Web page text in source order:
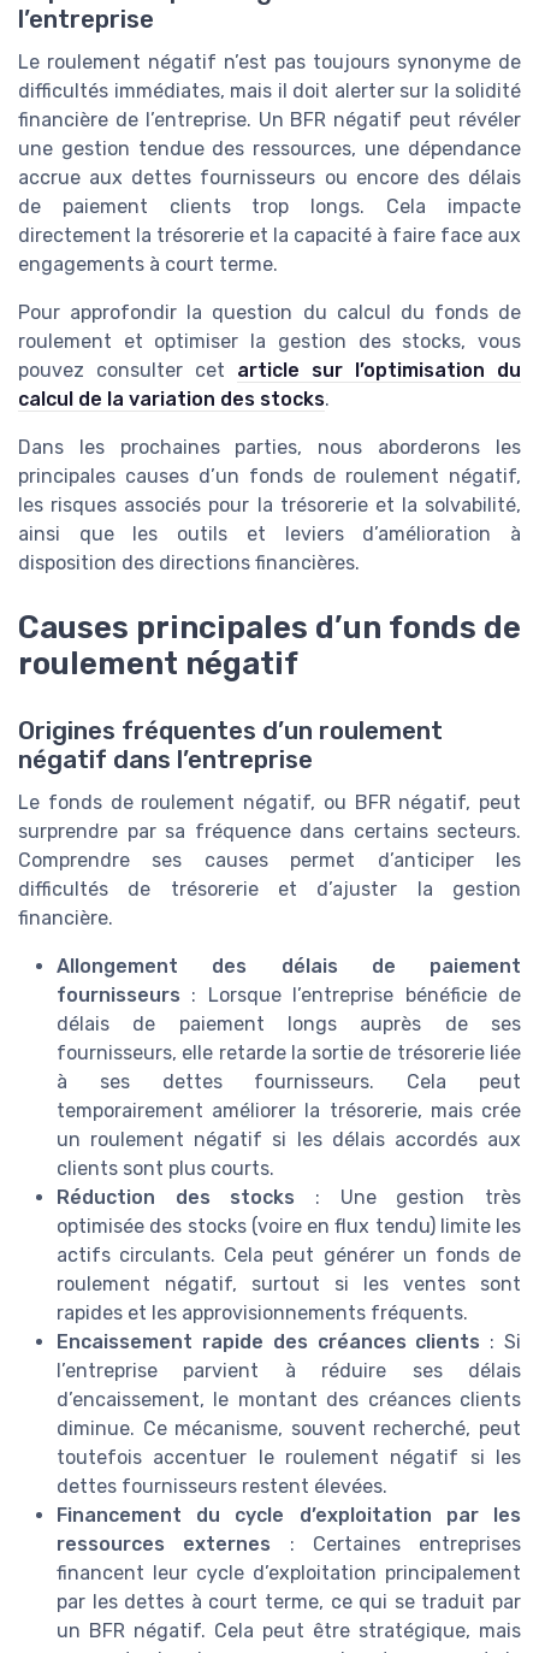
l’entreprise
Le roulement négatif n’est pas toujours synonyme de
difficultés immédiates, mais il doit alerter sur la solidité
financière de l’entreprise. Un BFR négatif peut révéler
une gestion tendue des ressources, une dépendance
accrue aux dettes fournisseurs ou encore des délais
de paiement clients trop longs. Cela impacte
directement la trésorerie et la capacité à faire face aux
engagements à court terme.
Pour approfondir la question du calcul du fonds de
roulement et optimiser la gestion des stocks, vous
pouvez consulter cet article sur l’optimisation du
calcul de la variation des stocks.
Dans les prochaines parties, nous aborderons les
principales causes d’un fonds de roulement négatif,
les risques associés pour la trésorerie et la solvabilité,
ainsi que les outils et leviers d’amélioration à
disposition des directions financières.
Causes principales d’un fonds de
roulement négatif
Origines fréquentes d’un roulement
négatif dans l’entreprise
Le fonds de roulement négatif, ou BFR négatif, peut
surprendre par sa fréquence dans certains secteurs.
Comprendre ses causes permet d’anticiper les
difficultés de trésorerie et d’ajuster la gestion
financière.
Allongement des délais de paiement
fournisseurs : Lorsque l’entreprise bénéficie de
délais de paiement longs auprès de ses
fournisseurs, elle retarde la sortie de trésorerie liée
à ses dettes fournisseurs. Cela peut
temporairement améliorer la trésorerie, mais crée
un roulement négatif si les délais accordés aux
clients sont plus courts.
Réduction des stocks : Une gestion très
optimisée des stocks (voire en flux tendu) limite les
actifs circulants. Cela peut générer un fonds de
roulement négatif, surtout si les ventes sont
rapides et les approvisionnements fréquents.
Encaissement rapide des créances clients : Si
l’entreprise parvient à réduire ses délais
d’encaissement, le montant des créances clients
diminue. Ce mécanisme, souvent recherché, peut
toutefois accentuer le roulement négatif si les
dettes fournisseurs restent élevées.
Financement du cycle d’exploitation par les
ressources externes : Certaines entreprises
financent leur cycle d’exploitation principalement
par les dettes à court terme, ce qui se traduit par
un BFR négatif. Cela peut être stratégique, mais